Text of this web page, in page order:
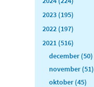
2023 (195)
2022 (197)
2021 (516)
december (50)
november (51)
oktober (45)